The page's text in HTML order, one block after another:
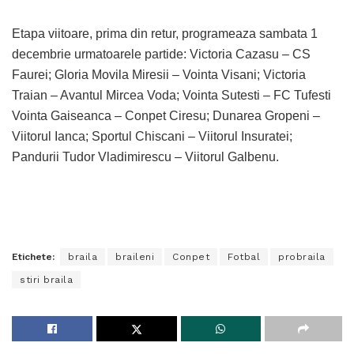
Etapa viitoare, prima din retur, programeaza sambata 1
decembrie urmatoarele partide: Victoria Cazasu – CS
Faurei; Gloria Movila Miresii – Vointa Visani; Victoria
Traian – Avantul Mircea Voda; Vointa Sutesti – FC Tufesti
Vointa Gaiseanca – Conpet Ciresu; Dunarea Gropeni –
Viitorul Ianca; Sportul Chiscani – Viitorul Insuratei;
Pandurii Tudor Vladimirescu – Viitorul Galbenu.
Etichete: braila braileni Conpet Fotbal probraila
stiri braila